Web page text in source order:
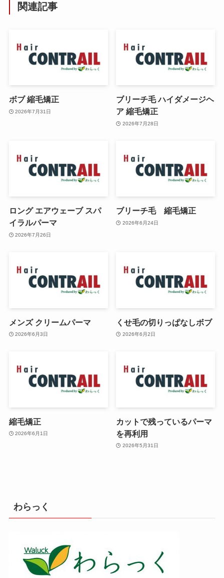
関連記事
ボブ 縮毛矯正
2026年7月31日
ブリーチ毛 ハイダメージヘ
ア 縮毛矯正
2026年7月28日
ロング エアウェーブ スパ
イラルパーマ
2026年7月26日
ブリーチ毛 縮毛矯正
2026年6月24日
メンズ クリームパーマ
2026年6月3日
くせ毛の切りっぱなしボブ
2026年6月2日
縮毛矯正
2026年6月1日
カットで残っているパーマ
を再利用
2026年5月31日
わらっく